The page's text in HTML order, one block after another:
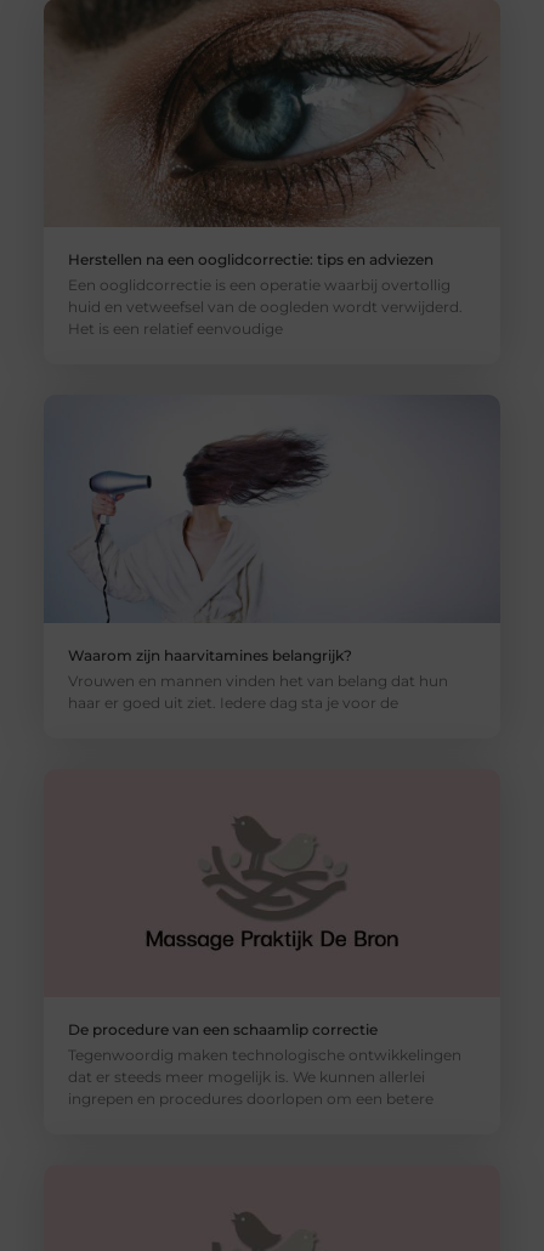
Herstellen na een ooglidcorrectie: tips en adviezen
Een ooglidcorrectie is een operatie waarbij overtollig
huid en vetweefsel van de oogleden wordt verwijderd.
Het is een relatief eenvoudige
Waarom zijn haarvitamines belangrijk?
Vrouwen en mannen vinden het van belang dat hun
haar er goed uit ziet. Iedere dag sta je voor de
De procedure van een schaamlip correctie
Tegenwoordig maken technologische ontwikkelingen
dat er steeds meer mogelijk is. We kunnen allerlei
ingrepen en procedures doorlopen om een betere